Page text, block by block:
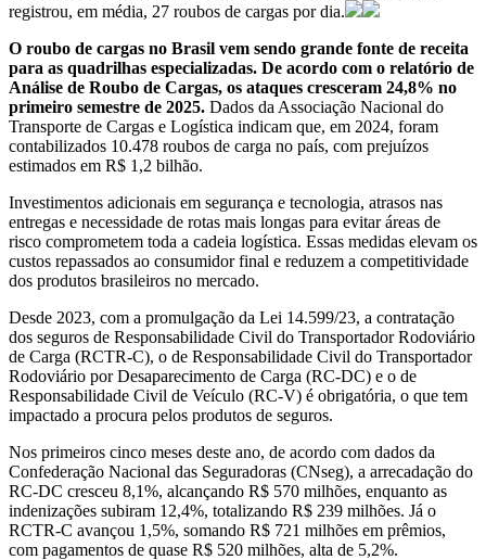
registrou, em média, 27 roubos de cargas por dia.
O roubo de cargas no Brasil vem sendo grande fonte de receita
para as quadrilhas especializadas. De acordo com o relatório de
Análise de Roubo de Cargas, os ataques cresceram 24,8% no
primeiro semestre de 2025. Dados da Associação Nacional do
Transporte de Cargas e Logística indicam que, em 2024, foram
contabilizados 10.478 roubos de carga no país, com prejuízos
estimados em R$ 1,2 bilhão.
Investimentos adicionais em segurança e tecnologia, atrasos nas
entregas e necessidade de rotas mais longas para evitar áreas de
risco comprometem toda a cadeia logística. Essas medidas elevam os
custos repassados ao consumidor final e reduzem a competitividade
dos produtos brasileiros no mercado.
Desde 2023, com a promulgação da Lei 14.599/23, a contratação
dos seguros de Responsabilidade Civil do Transportador Rodoviário
de Carga (RCTR-C), o de Responsabilidade Civil do Transportador
Rodoviário por Desaparecimento de Carga (RC-DC) e o de
Responsabilidade Civil de Veículo (RC-V) é obrigatória, o que tem
impactado a procura pelos produtos de seguros.
Nos primeiros cinco meses deste ano, de acordo com dados da
Confederação Nacional das Seguradoras (CNseg), a arrecadação do
RC-DC cresceu 8,1%, alcançando R$ 570 milhões, enquanto as
indenizações subiram 12,4%, totalizando R$ 239 milhões. Já o
RCTR-C avançou 1,5%, somando R$ 721 milhões em prêmios,
com pagamentos de quase R$ 520 milhões, alta de 5,2%.